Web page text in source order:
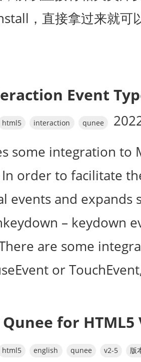
，直接拿过来就可
Event
html5 interaction qunee
some integration to
In order to facilitate
events and expands
– keydown
are some
or
for HTML5
html5 english qunee v2-5 版